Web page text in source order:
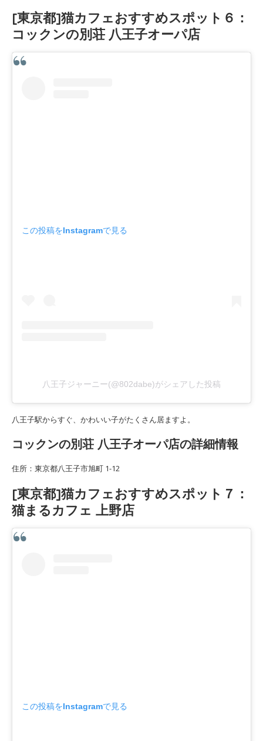
[東京都]猫カフェおすすめスポット６：
コックンの別荘 八王子オーパ店
この投稿をInstagramで見る
八王子ジャーニー(@802dabe)がシェアした投稿
八王子駅からすぐ、かわいい子がたくさん居ますよ。
コックンの別荘 八王子オーパ店の詳細情報
住所：東京都八王子市旭町 1-12
[東京都]猫カフェおすすめスポット７：
猫まるカフェ 上野店
この投稿をInstagramで見る